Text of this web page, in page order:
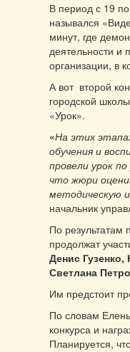
В период с 19
назывался
минут, где
деятельности и
организации, в
А вот второй
городской
«Урок».
«На этих
обучения и
провели урок
что жюри
методическую
начальник
По результатам
продолжат
Денис
Светлана
Им предстоит
По словам
конкурса и
Планируется,